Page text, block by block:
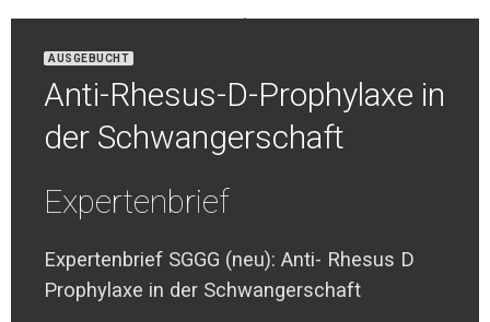
Expertenbrief SGGG
Mehr erfahren
AUSGEBUCHT
Anti-Rhesus-D-Prophylaxe in
der Schwangerschaft
Expertenbrief
Expertenbrief SGGG (neu): Anti- Rhesus D
Prophylaxe in der Schwangerschaft